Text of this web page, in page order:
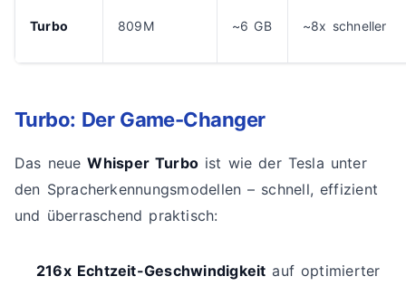
Turbo 809M ~6 GB ~8x schneller
Turbo: Der Game-Changer
Das neueWhisper Turbo ist wie der Tesla unter
den Spracherkennungsmodellen – schnell, effizient
und überraschend praktisch:
216x Echtzeit-Geschwindigkeit auf optimierter